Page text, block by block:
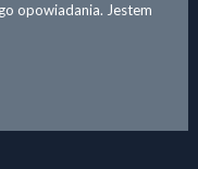
opowiadania. Jestem